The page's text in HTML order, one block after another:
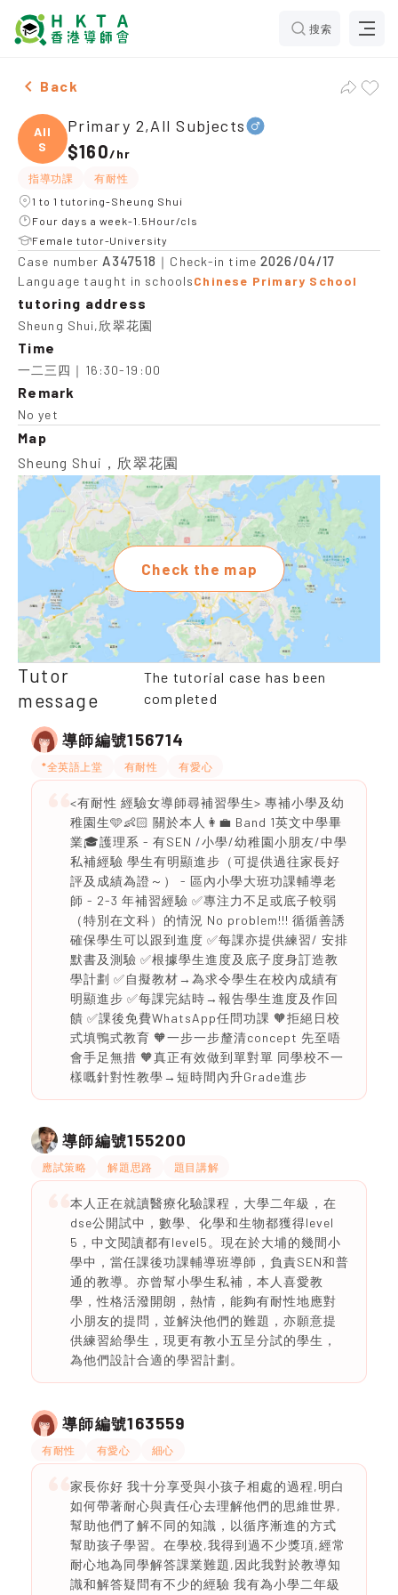
搜索
Male Primary 2,All Subjects，Sheung Shui Tuition
Back
All
S
Primary 2,All Subjects
$160/hr
指導功課
有耐性
1 to 1 tutoring-Sheung Shui
Four days a week-1.5Hour/cls
Female tutor-University
Case number A347518 ｜Check-in time2026/04/17
Language taught in schoolsChinese Primary School
tutoring address
Sheung Shui,欣翠花園
Time
一二三四｜16:30-19:00
Remark
No yet
Map
Sheung Shui，欣翠花園
Check the map
Tutor
message
The tutorial case has been
completed
導師編號156714
*全英語上堂 有耐性 有愛心
<有耐性 經驗女導師尋補習學生> 專補小學及幼
稚園生🩵👶🏻 關於本人👩‍💼 Band 1英文中學畢
業🎓護理系 - 有SEN /小學/幼稚園小朋友/中學
私補經驗 學生有明顯進步（可提供過往家長好
評及成績為證～） - 區內小學大班功課輔導老
師 - 2-3 年補習經驗 ✅專注力不足或底子較弱
（特別在文科）的情況 No problem!!! 循循善誘
確保學生可以跟到進度 ✅每課亦提供練習/ 安排
默書及測驗 ✅根據學生進度及底子度身訂造教
學計劃 ✅自擬教材→為求令學生在校內成績有
明顯進步 ✅每課完結時→報告學生進度及作回
饋 ✅課後免費WhatsApp任問功課 🧡拒絕日校
式填鴨式教育 🧡一步一步釐清concept 先至唔
會手足無措 🧡真正有效做到單對單 同學校不一
樣嘅針對性教學→短時間內升Grade進步
導師編號155200
應試策略 解題思路 題目講解
本人正在就讀醫療化驗課程，大學二年級，在
dse公開試中，數學、化學和生物都獲得level
5，中文閱讀都有level5。現在於大埔的幾間小
學中，當任課後功課輔導班導師，負責SEN和普
通的教導。亦曾幫小學生私補，本人喜愛教
學，性格活潑開朗，熱情，能夠有耐性地應對
小朋友的提問，並解決他們的難題，亦願意提
供練習給學生，現更有教小五呈分試的學生，
為他們設計合適的學習計劃。
導師編號163559
有耐性 有愛心 細心
家長你好 我十分享受與小孩子相處的過程,明白
如何帶著耐心與責任心去理解他們的思維世界,
幫助他們了解不同的知識，以循序漸進的方式
幫助孩子學習。在學校,我得到過不少獎項,經常
耐心地為同學解答課業難題,因此我對於教導知
識和解答疑問有不少的經驗 我有為小學二年級